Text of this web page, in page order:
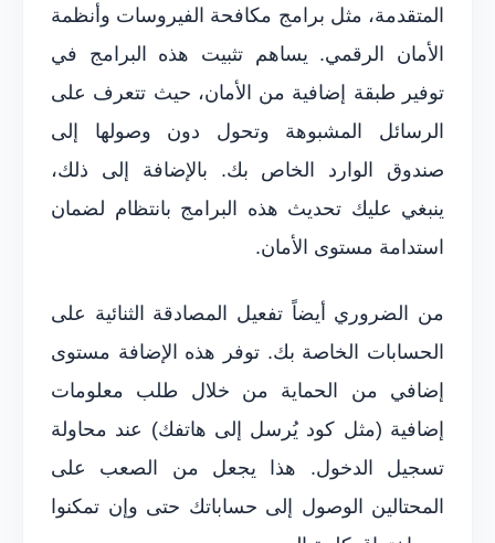
المتقدمة، مثل برامج مكافحة الفيروسات وأنظمة
الأمان الرقمي. يساهم تثبيت هذه البرامج في
توفير طبقة إضافية من الأمان، حيث تتعرف على
الرسائل المشبوهة وتحول دون وصولها إلى
صندوق الوارد الخاص بك. بالإضافة إلى ذلك،
ينبغي عليك تحديث هذه البرامج بانتظام لضمان
استدامة مستوى الأمان.
من الضروري أيضاً تفعيل المصادقة الثنائية على
الحسابات الخاصة بك. توفر هذه الإضافة مستوى
إضافي من الحماية من خلال طلب معلومات
إضافية (مثل كود يُرسل إلى هاتفك) عند محاولة
تسجيل الدخول. هذا يجعل من الصعب على
المحتالين الوصول إلى حساباتك حتى وإن تمكنوا